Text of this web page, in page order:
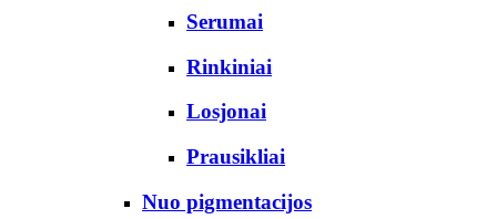
Serumai
Rinkiniai
Losjonai
Prausikliai
Nuo pigmentacijos